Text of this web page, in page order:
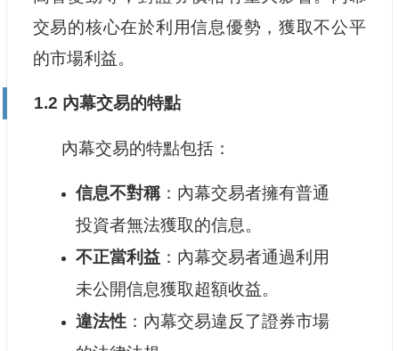
交易的核心在於利用信息優勢，獲取不公平
的市場利益。
1.2 內幕交易的特點
內幕交易的特點包括：
信息不對稱：內幕交易者擁有普通
投資者無法獲取的信息。
不正當利益：內幕交易者通過利用
未公開信息獲取超額收益。
違法性：內幕交易違反了證券市場